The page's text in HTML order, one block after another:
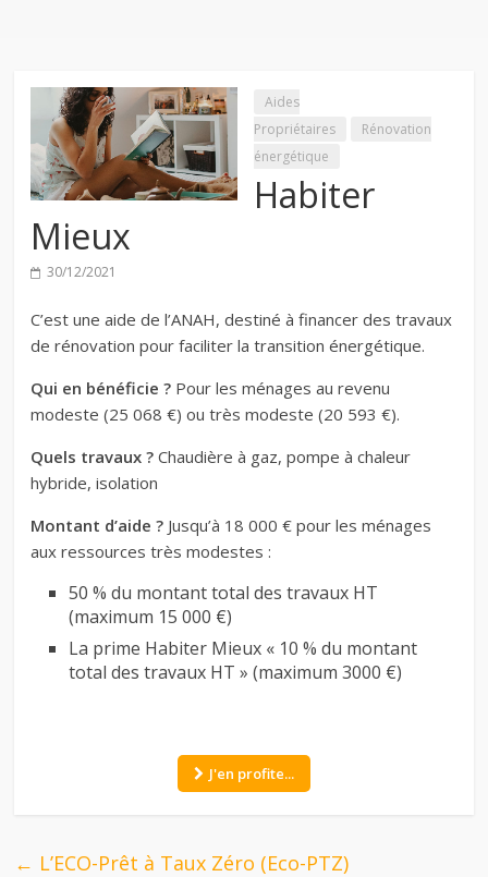
Aides
Propriétaires
Rénovation
énergétique
Habiter
Mieux
30/12/2021
C’est une aide de l’ANAH, destiné à financer des travaux
de rénovation pour faciliter la transition énergétique.
Qui en bénéficie ? Pour les ménages au revenu
modeste (25 068 €) ou très modeste (20 593 €).
Quels travaux ? Chaudière à gaz, pompe à chaleur
hybride, isolation
Montant d’aide ? Jusqu’à 18 000 € pour les ménages
aux ressources très modestes :
50 % du montant total des travaux HT
(maximum 15 000 €)
La prime Habiter Mieux « 10 % du montant
total des travaux HT » (maximum 3000 €)
J'en profite...
← L’ECO-Prêt à Taux Zéro (Eco-PTZ)